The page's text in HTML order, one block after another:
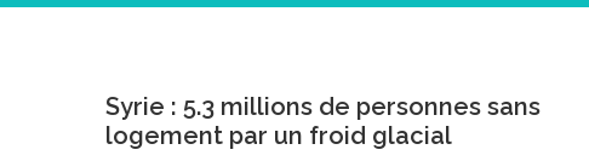
Syrie : 5.3 millions de personnes sans
logement par un froid glacial